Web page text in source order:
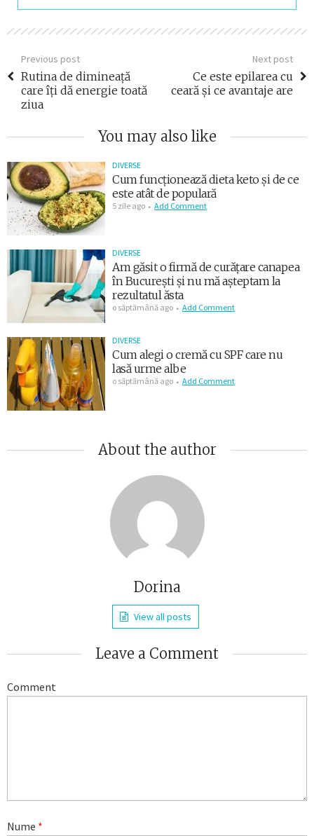
Previous post
Rutina de dimineață
care îți dă energie toată
ziua
Next post
Ce este epilarea cu
ceară și ce avantaje are
You may also like
DIVERSE
Cum funcționează dieta keto și de ce
este atât de populară
5 zile ago Add Comment
DIVERSE
Am găsit o firmă de curățare canapea
în București și nu mă așteptam la
rezultatul ăsta
o săptămână ago Add Comment
DIVERSE
Cum alegi o cremă cu SPF care nu
lasă urme albe
o săptămână ago Add Comment
About the author
Dorina
View all posts
Leave a Comment
Comment
Nume *